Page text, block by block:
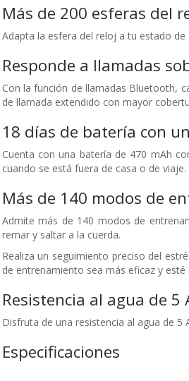
Más de 200 esferas del
Adapta la esfera del reloj a tu estado
Responde a llamadas
Con la función de llamadas Bluetooth,
de llamada extendido con mayor
18 días de batería con
Cuenta con una batería de 470 mAh
cuando se está fuera de casa o de viaje.
Más de 140 modos de
Admite más de 140 modos de
remar y saltar a la cuerda.
Realiza un seguimiento preciso del
de entrenamiento sea más eficaz y esté
Resistencia al agua de
Disfruta de una resistencia al agua de
Especificaciones